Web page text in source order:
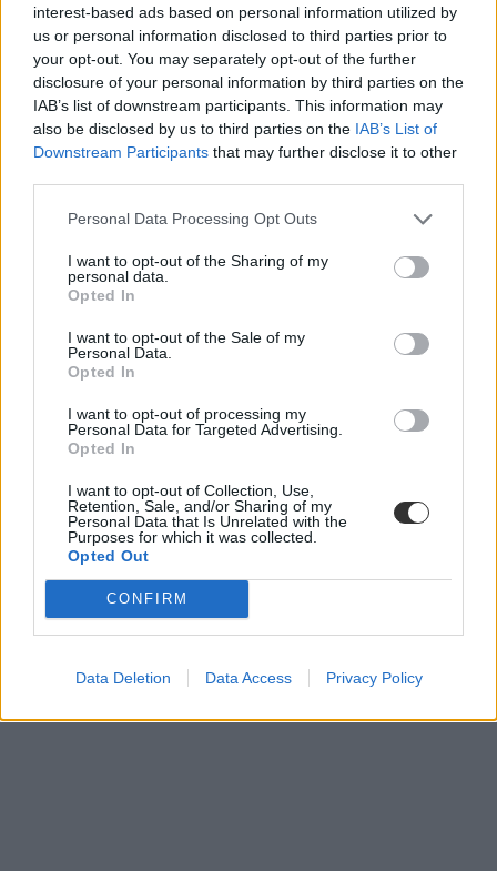
interest-based ads based on personal information utilized by
us or personal information disclosed to third parties prior to
your opt-out. You may separately opt-out of the further
disclosure of your personal information by third parties on the
IAB’s list of downstream participants. This information may
also be disclosed by us to third parties on the IAB’s List of
Downstream Participants that may further disclose it to other
Personal Data Processing Opt Outs
I want to opt-out of the Sharing of my
personal data.
Opted In
I want to opt-out of the Sale of my
Personal Data.
Opted In
I want to opt-out of processing my
Personal Data for Targeted Advertising.
Opted In
I want to opt-out of Collection, Use,
Retention, Sale, and/or Sharing of my
Personal Data that Is Unrelated with the
Purposes for which it was collected.
Opted Out
CONFIRM
Data Deletion Data Access Privacy Policy
törvénymódosítás
telefon az iskolában